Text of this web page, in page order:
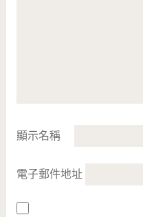
顯示名稱
電子郵件地址